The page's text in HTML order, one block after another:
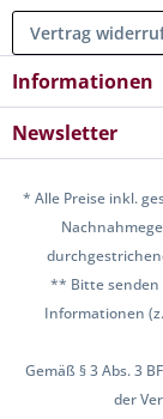
Vertrag
Informationen
Newsletter
* Alle Preise inkl.
** Bitte senden
Informationen
Gemäß § 3 Abs. 3
der